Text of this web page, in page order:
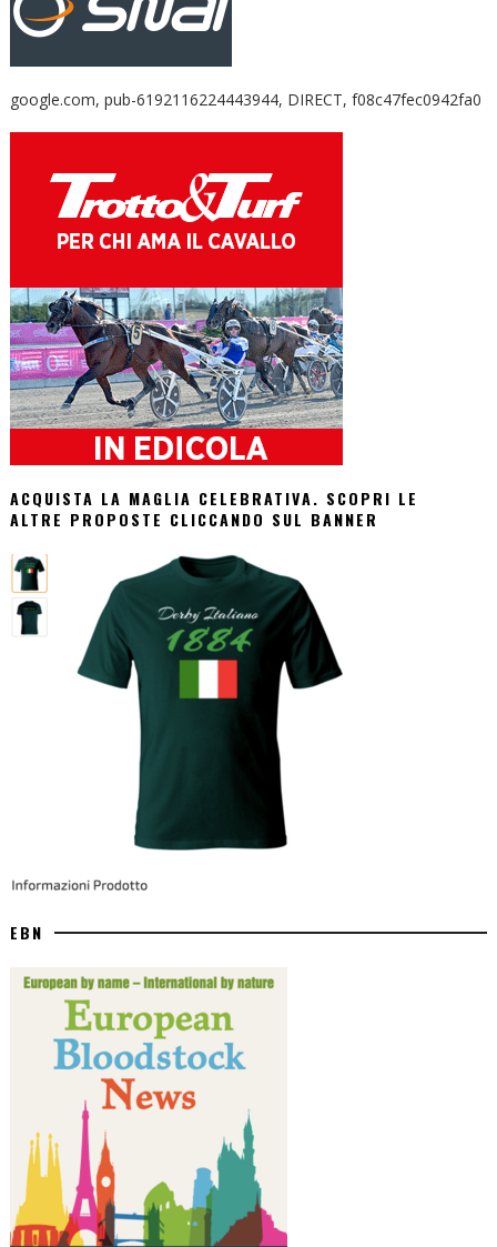
google.com, pub-6192116224443944, DIRECT, f08c47fec0942fa0
ACQUISTA LA MAGLIA CELEBRATIVA. SCOPRI LE
ALTRE PROPOSTE CLICCANDO SUL BANNER
EBN